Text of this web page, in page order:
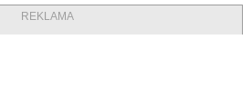
REKLAMA